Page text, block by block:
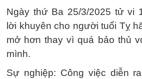
Ngày thứ Ba 25/3/2025 tử vi
lời khuyên cho người tuổi Tỵ
mở hơn thay vì quá bảo thủ
mình.
Sự nghiệp: Công việc diễn